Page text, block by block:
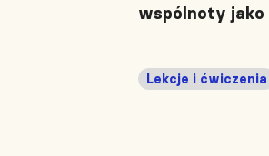
wspólnoty jako
Lekcje i ćwiczenia